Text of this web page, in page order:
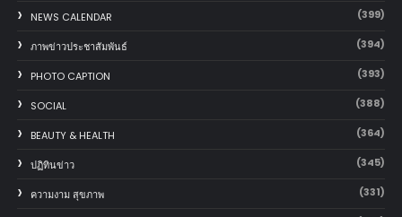
NEWS CALENDAR (399)
ภาพข่าวประชาสัมพันธ์ (394)
PHOTO CAPTION (393)
SOCIAL (388)
BEAUTY & HEALTH (364)
ปฏิทินข่าว (345)
ความงาม สุขภาพ (331)